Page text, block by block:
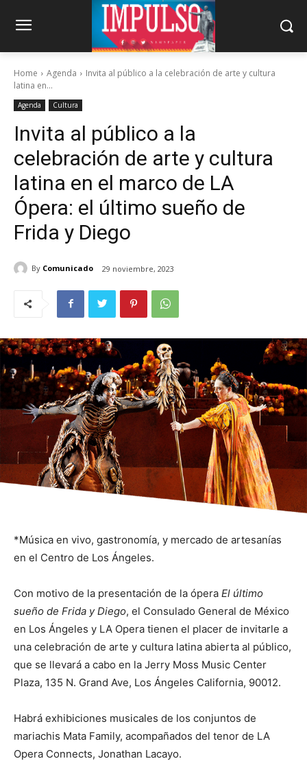
Home Agenda
Invita al público a la celebración de arte y cultura
latina en...
Agenda Cultura
Invita al público a la
celebración de arte y cultura
latina en el marco de LA
Ópera: el último sueño de
Frida y Diego
By Comunicado 29 noviembre, 2023
*Música en vivo, gastronomía, y mercado de artesanías
en el Centro de Los Ángeles.
Con motivo de la presentación de la ópera El último
sueño de Frida y Diego, el Consulado General de México
en Los Ángeles y LA Opera tienen el placer de invitarle a
una celebración de arte y cultura latina abierta al público,
que se llevará a cabo en la Jerry Moss Music Center
Plaza, 135 N. Grand Ave, Los Ángeles California, 90012.
Habrá exhibiciones musicales de los conjuntos de
mariachis Mata Family, acompañados del tenor de LA
Opera Connects, Jonathan Lacayo.